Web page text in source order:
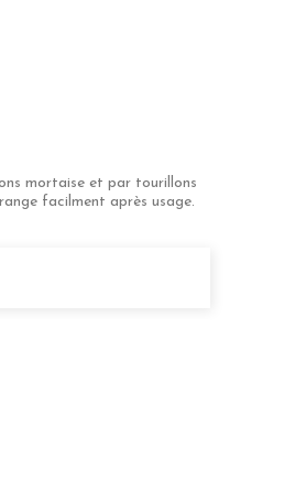
mortaise et par tourillons
facilment après usage.